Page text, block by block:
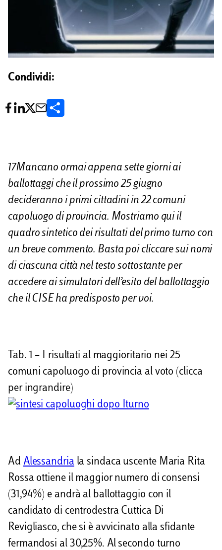
Condividi:
v
d
i
17Mancano ormai appena sette giorni ai
ballottaggi che il prossimo 25 giugno
decideranno i primi cittadini in 22 comuni
capoluogo di provincia. Mostriamo qui il
quadro sintetico dei risultati del primo turno con
un breve commento. Basta poi cliccare sui nomi
di ciascuna città nel testo sottostante per
accedere ai simulatori dell’esito del ballottaggio
che il CISE ha predisposto per voi.
Tab. 1 – I risultati al maggioritario nei 25
comuni capoluogo di provincia al voto (clicca
per ingrandire)
Ad Alessandria la sindaca uscente Maria Rita
Rossa ottiene il maggior numero di consensi
(31,94%) e andrà al ballottaggio con il
candidato di centrodestra Cuttica Di
Revigliasco, che si è avvicinato alla sfidante
fermandosi al 30,25%. Al secondo turno